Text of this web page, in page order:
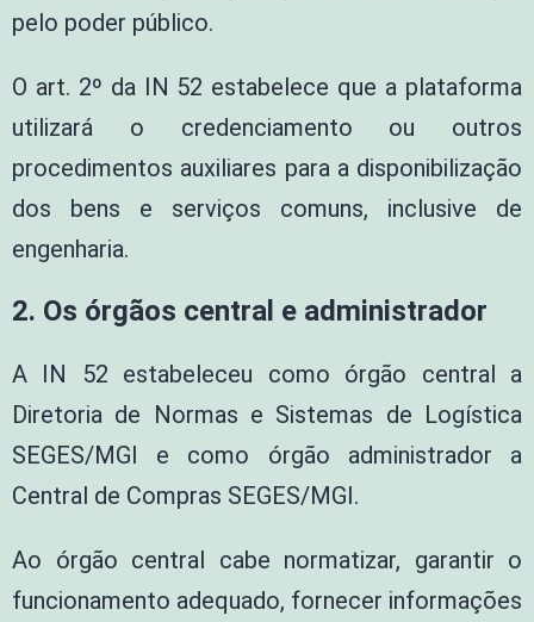
pelo poder público.
O art. 2º da IN 52 estabelece que a plataforma
utilizará o credenciamento ou outros
procedimentos auxiliares para a disponibilização
dos bens e serviços comuns, inclusive de
engenharia.
2. Os órgãos central e administrador
A IN 52 estabeleceu como órgão central a
Diretoria de Normas e Sistemas de Logística
SEGES/MGI e como órgão administrador a
Central de Compras SEGES/MGI.
Ao órgão central cabe normatizar, garantir o
funcionamento adequado, fornecer informações